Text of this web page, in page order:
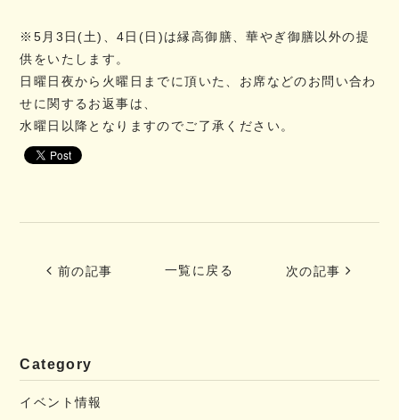
※5月3日(土)、4日(日)は縁高御膳、華やぎ御膳以外の提
供をいたします。
日曜日夜から火曜日までに頂いた、お席などのお問い合わ
せに関するお返事は、
水曜日以降となりますのでご了承ください。
前の記事 一覧に戻る 次の記事
Category
イベント情報